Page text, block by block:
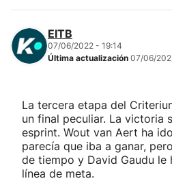
"Helmuga"
EITB
07/06/2022 - 19:14
Última actualización 07/06/
La tercera etapa del
un final peculiar. La victoria
esprint. Wout van Aert ha
parecía que iba a ganar,
de tiempo y David Gaudu le
línea de meta.